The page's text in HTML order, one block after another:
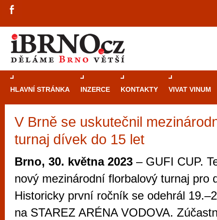
HLAVNÍ STRÁNKA INZERCE KONTAKTY VIVAT VINUM
V Brně se uskutečnil
turnaj dívek do 15 let
Brno, 30. května 2023 – GUFI CUP.
nový mezinárodní florbalový turnaj pro
Historicky první ročník se odehrál
na STAREZ ARÉNA VODOVA.
Průvodce
Brně: Od
Brno je
zajímavé
restaurace,
Mimo jiné je ale také místem, kde si